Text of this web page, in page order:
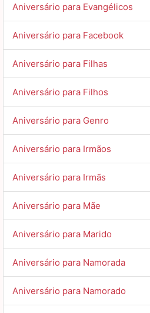
Aniversário para Evangélicos
Aniversário para Facebook
Aniversário para Filhas
Aniversário para Filhos
Aniversário para Genro
Aniversário para Irmãos
Aniversário para Irmãs
Aniversário para Mãe
Aniversário para Marido
Aniversário para Namorada
Aniversário para Namorado